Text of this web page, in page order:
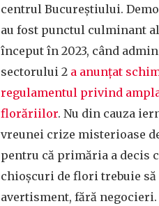
centrul Bucureștiului.
au fost punctul culminant
început în 2023, când
sectorului 2 a anunțat
regulamentul privind
florăriilor. Nu din cauza
vreunei crize misterioase
pentru că primăria a decis
chioșcuri de flori trebuie să
avertisment, fără negocieri.